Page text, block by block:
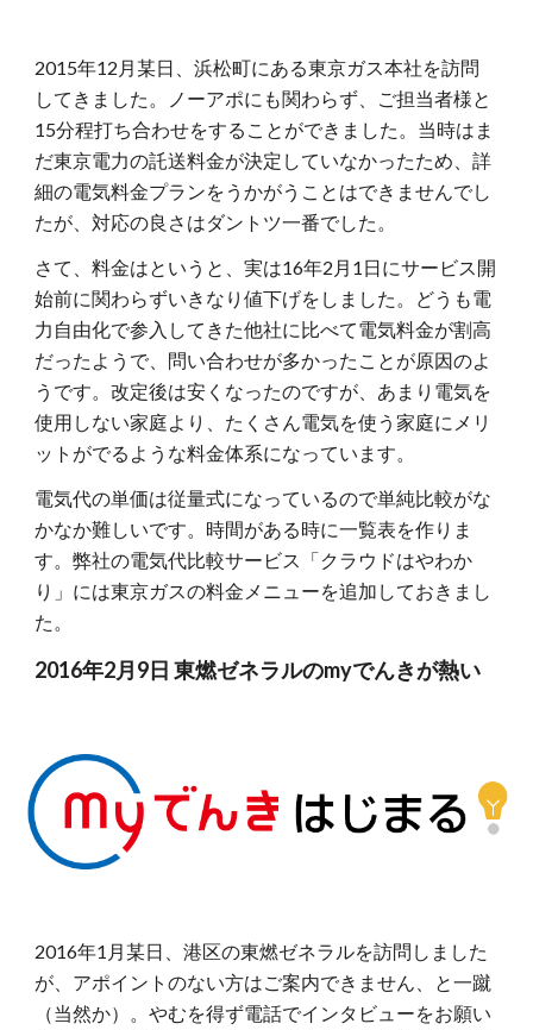
2015年12月某日、浜松町にある東京ガス本社を訪問
してきました。ノーアポにも関わらず、ご担当者様と
15分程打ち合わせをすることができました。当時はま
だ東京電力の託送料金が決定していなかったため、詳
細の電気料金プランをうかがうことはできませんでし
たが、対応の良さはダントツ一番でした。
さて、料金はというと、実は16年2月1日にサービス開
始前に関わらずいきなり値下げをしました。どうも電
力自由化で参入してきた他社に比べて電気料金が割高
だったようで、問い合わせが多かったことが原因のよ
うです。改定後は安くなったのですが、あまり電気を
使用しない家庭より、たくさん電気を使う家庭にメリ
ットがでるような料金体系になっています。
電気代の単価は従量式になっているので単純比較がな
かなか難しいです。時間がある時に一覧表を作りま
す。弊社の電気代比較サービス「クラウドはやわか
り」には東京ガスの料金メニューを追加しておきまし
た。
2016年2月9日 東燃ゼネラルのmyでんきが熱い
2016年1月某日、港区の東燃ゼネラルを訪問しました
が、アポイントのない方はご案内できません、と一蹴
（当然か）。やむを得ず電話でインタビューをお願い